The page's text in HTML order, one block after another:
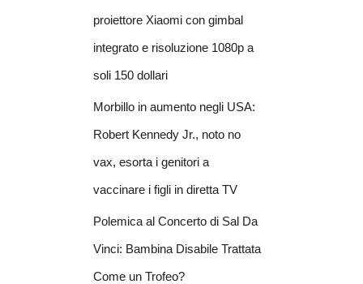
proiettore Xiaomi con gimbal
integrato e risoluzione 1080p a
soli 150 dollari
Morbillo in aumento negli USA:
Robert Kennedy Jr., noto no
vax, esorta i genitori a
vaccinare i figli in diretta TV
Polemica al Concerto di Sal Da
Vinci: Bambina Disabile Trattata
Come un Trofeo?